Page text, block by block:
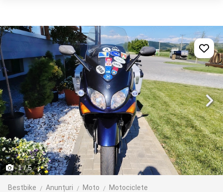
1/ 5
Bestbike Anunțuri Moto Motociclete